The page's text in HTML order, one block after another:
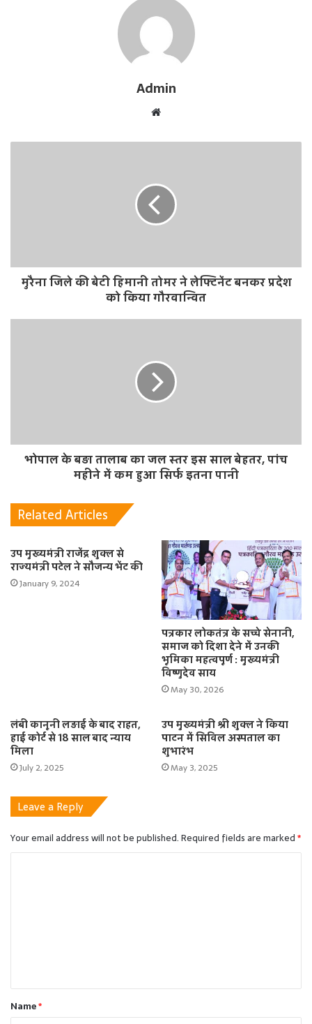
Admin
b
मुरैना जिले की बेटी हिमानी तोमर ने लेफ्टिनेंट बनकर प्रदेश
को किया गौरवान्वित
भोपाल के बड़ा तालाब का जल स्तर इस साल बेहतर, पांच
महीने में कम हुआ सिर्फ इतना पानी
Related Articles
उप मुख्यमंत्री राजेंद्र शुक्ल से
राज्यमंत्री पटेल ने सौजन्य भेंट की
January 9, 2024
पत्रकार लोकतंत्र के सच्चे सेनानी,
समाज को दिशा देने में उनकी
भूमिका महत्वपूर्ण : मुख्यमंत्री
विष्णुदेव साय
May 30, 2026
लंबी कानूनी लड़ाई के बाद राहत,
हाई कोर्ट से 18 साल बाद न्याय
मिला
July 2, 2025
उप मुख्यमंत्री श्री शुक्ल ने किया
पाटन में सिविल अस्पताल का
शुभारंभ
May 3, 2025
Leave a Reply
Your email address will not be published.Required fields are marked*
t
*Name*